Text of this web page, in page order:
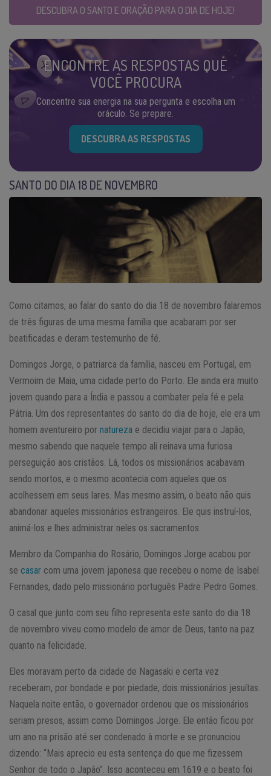
DESCUBRA O SANTO E ORAÇÃO PARA O DIA DE HOJE!
ENCONTRE AS RESPOSTAS QUE
VOCÊ PROCURA
Concentre sua energia na sua pergunta e escolha um
oráculo. Se prepare.
DESCUBRA AS RESPOSTAS
SANTO DO DIA 18 DE NOVEMBRO
Como citamos, ao falar do santo do dia 18 de novembro falaremos
de três figuras de uma mesma família que acabaram por ser
beatificadas e deram testemunho de fé.
Domingos Jorge, o patriarca da família, nasceu em Portugal, em
Vermoim de Maia, uma cidade perto do Porto. Ele ainda era muito
jovem quando para a Índia e passou a combater pela fé e pela
Pátria. Um dos representantes do santo do dia de hoje, ele era um
homem aventureiro por natureza e decidiu viajar para o Japão,
mesmo sabendo que naquele tempo ali reinava uma furiosa
perseguição aos cristãos. Lá, todos os missionários acabavam
sendo mortos, e o mesmo acontecia com aqueles que os
acolhessem em seus lares. Mas mesmo assim, o beato não quis
abandonar aqueles missionários estrangeiros. Ele quis instruí-los,
animá-los e lhes administrar neles os sacramentos.
Membro da Companhia do Rosário, Domingos Jorge acabou por
se casar com uma jovem japonesa que recebeu o nome de Isabel
Fernandes, dado pelo missionário português Padre Pedro Gomes.
O casal que junto com seu filho representa este santo do dia 18
de novembro viveu como modelo de amor de Deus, tanto na paz
quanto na felicidade.
Eles moravam perto da cidade de Nagasaki e certa vez
receberam, por bondade e por piedade, dois missionários jesuítas.
Naquela noite então, o governador ordenou que os missionários
seriam presos, assim como Domingos Jorge. Ele então ficou por
um ano na prisão até ser condenado à morte e se pronunciou
dizendo: “Mais aprecio eu esta sentença do que me fizessem
Senhor de todo o Japão”. Isso aconteceu em 1619 e o beato foi